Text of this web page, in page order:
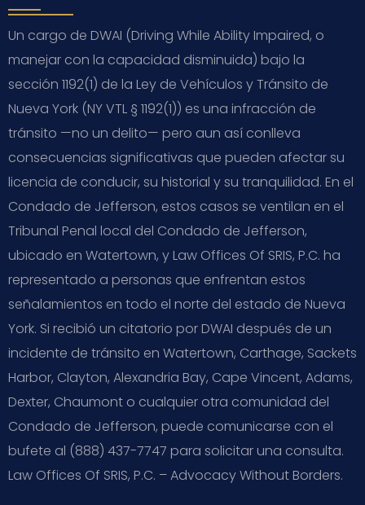
Un cargo de DWAI (Driving While Ability Impaired, o
manejar con la capacidad disminuida) bajo la
sección 1192(1) de la Ley de Vehículos y Tránsito de
Nueva York (NY VTL § 1192(1)) es una infracción de
tránsito —no un delito— pero aun así conlleva
consecuencias significativas que pueden afectar su
licencia de conducir, su historial y su tranquilidad. En el
Condado de Jefferson, estos casos se ventilan en el
Tribunal Penal local del Condado de Jefferson,
ubicado en Watertown, y Law Offices Of SRIS, P.C. ha
representado a personas que enfrentan estos
señalamientos en todo el norte del estado de Nueva
York. Si recibió un citatorio por DWAI después de un
incidente de tránsito en Watertown, Carthage, Sackets
Harbor, Clayton, Alexandria Bay, Cape Vincent, Adams,
Dexter, Chaumont o cualquier otra comunidad del
Condado de Jefferson, puede comunicarse con el
bufete al (888) 437-7747 para solicitar una consulta.
Law Offices Of SRIS, P.C. – Advocacy Without Borders.